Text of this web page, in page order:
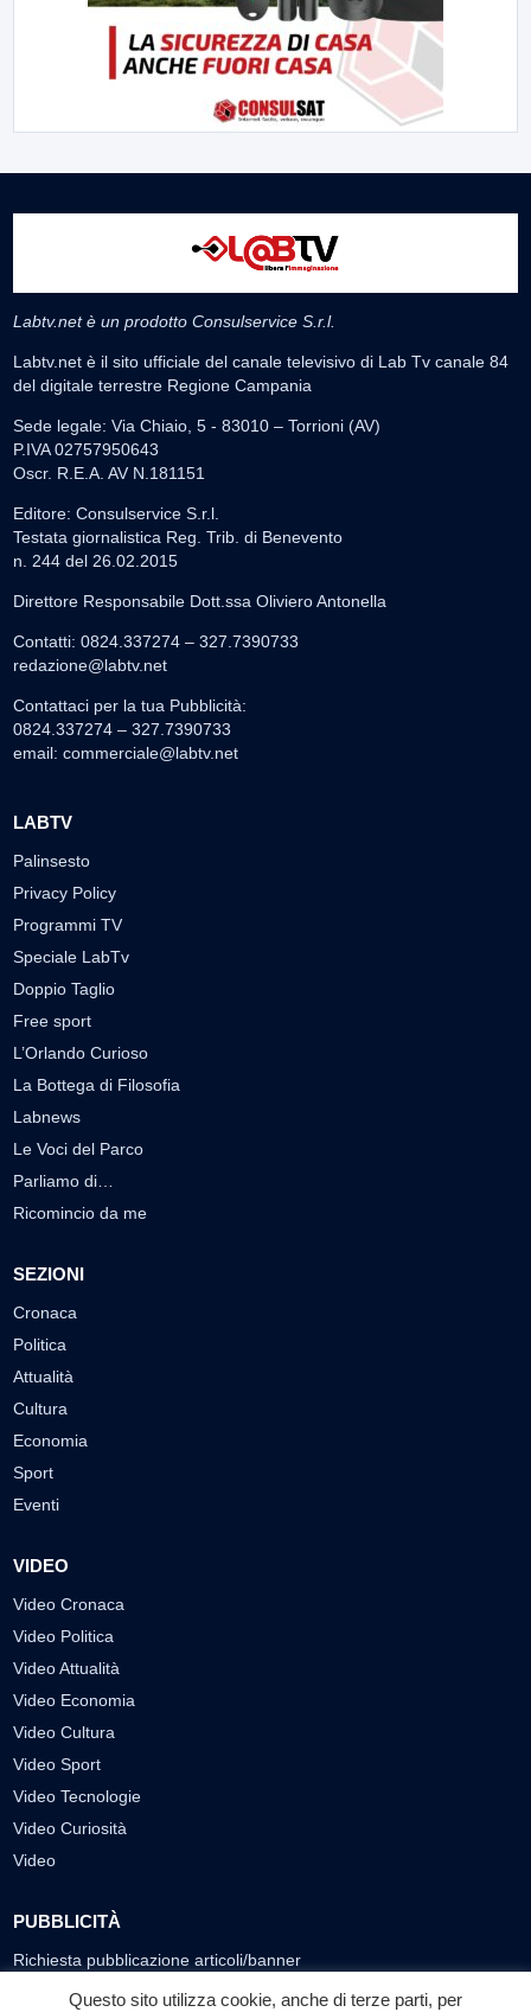
Labtv.net è un prodotto Consulservice S.r.l.
Labtv.net è il sito ufficiale del canale televisivo di Lab Tv canale 84
del digitale terrestre Regione Campania
Sede legale: Via Chiaio, 5 - 83010 – Torrioni (AV)
P.IVA 02757950643
Oscr. R.E.A. AV N.181151
Editore: Consulservice S.r.l.
Testata giornalistica Reg. Trib. di Benevento
n. 244 del 26.02.2015
Direttore Responsabile Dott.ssa Oliviero Antonella
Contatti: 0824.337274 – 327.7390733
redazione@labtv.net
Contattaci per la tua Pubblicità:
0824.337274 – 327.7390733
email: commerciale@labtv.net
LABTV
Palinsesto
Privacy Policy
Programmi TV
Speciale LabTv
Doppio Taglio
Free sport
L’Orlando Curioso
La Bottega di Filosofia
Labnews
Le Voci del Parco
Parliamo di…
Ricomincio da me
SEZIONI
Cronaca
Politica
Attualità
Cultura
Economia
Sport
Eventi
VIDEO
Video Cronaca
Video Politica
Video Attualità
Video Economia
Video Cultura
Video Sport
Video Tecnologie
Video Curiosità
Video
PUBBLICITÀ
Richiesta pubblicazione articoli/banner
SEGUICI SUI SOCIAL
Questo sito utilizza cookie, anche di terze parti, per